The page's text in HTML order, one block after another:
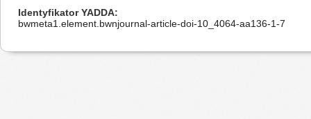
Identyfikator YADDA
bwmeta1.element.bwnjournal-article-doi-10_4064-aa136-1-7